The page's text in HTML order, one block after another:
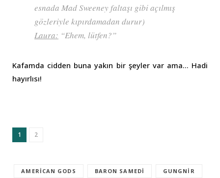
esnada Mad Sweeney faltaşı gibi açılmış
gözleriyle kıpırdamadan durur)
Laura: “Ehem, lütfen?”
Kafamda cidden buna yakın bir şeyler var ama… Hadi
hayırlısı!
1 2
AMERICAN GODS BARON SAMEDI GUNGNIR